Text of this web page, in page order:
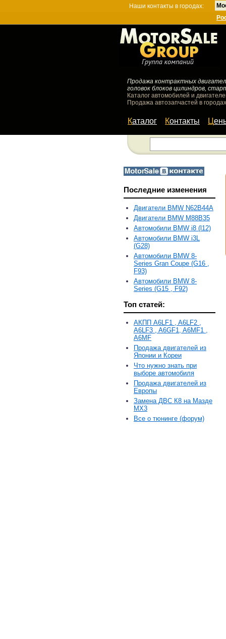
Наши контакты в городах:
Продажа контрактных
головок блоков цилиндров,
Каталог автомобилей и
Продажа автозапчастей в
Каталог Контакты
Последние изменения
Двигатели BMW N62B44A
Двигатели BMW M88B35
Автомобили BMW i8 (l12)
Автомобили BMW i3L
(G28)
Автомобили BMW 8-
Series Gran Coupe (G16 ,
F93)
Автомобили BMW 8-
Series (G15 , F92)
Топ статей:
АКПП A6LF1 , A6LF2 ,
A6LF3 , A6GF1, A6MF1 ,
A6MF
Продажа двигателей из
Японии и Кореи
Что нужно знать при
выборе автомобиля
Продажа двигателей из
Европы
Замена ДВС К8 на Мазде
MX3
Все о тюнинге (форум)